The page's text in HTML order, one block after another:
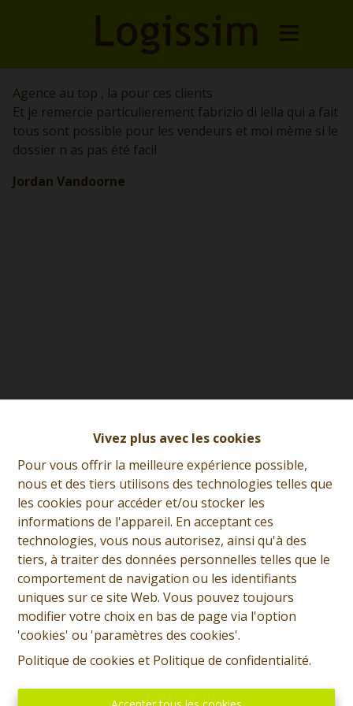
Vivez plus avec les cookies
Pour vous offrir la meilleure expérience possible,
nous et des tiers utilisons des technologies telles que
les cookies pour accéder et/ou stocker les
informations de l'appareil. En acceptant ces
technologies, vous nous autorisez, ainsi qu'à des
tiers, à traiter des données personnelles telles que le
comportement de navigation ou les identifiants
uniques sur ce site Web. Vous pouvez toujours
modifier votre choix en bas de page via l'option
'cookies' ou 'paramètres des cookies'.
Politique de cookies et Politique de confidentialité.
Agence au top , la pour ces clients
Et je remercie particulierement fabrizio di lella qui a fait
tous sont possible pour les vendeurs et moi mème si le
dossier n as pas été facil
Jordan Vandoorne
Adresse
7300 - BOUSSU